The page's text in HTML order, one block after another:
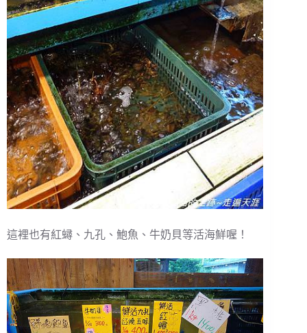
這裡也有紅蟳、九孔、鮑魚、牛奶貝等活海鮮喔！